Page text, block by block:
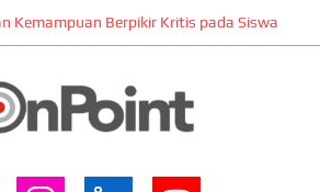
Kemampuan Berpikir Kritis pada Siswa
ONPOINT